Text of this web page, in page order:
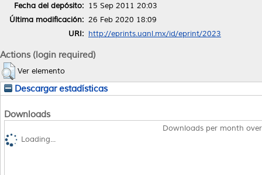
Fecha del depósito: 15 Sep 2011 20:03
Última modificación: 26 Feb 2020 18:09
URI: http://eprints.uanl.mx/id/eprint/2023
Actions (login required)
Ver elemento
Descargar estadísticas
Downloads
Downloads per month
Loading...